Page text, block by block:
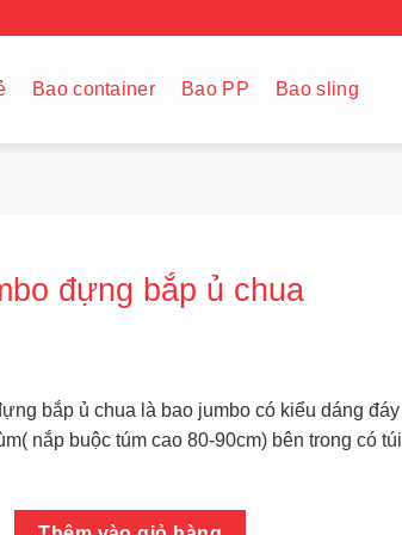
Bao container Bao PP Bao sling
đựng bắp ủ chua
bắp ủ chua là bao jumbo có kiểu dáng đáy
nắp buộc túm cao 80-90cm) bên trong có túi
bắp ủ chua số lượng